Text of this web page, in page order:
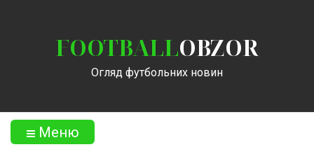
FOOTBALLOBZOR
Огляд футбольних новин
Меню